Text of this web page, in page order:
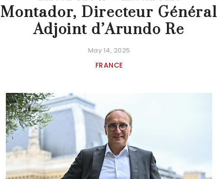
Montador, Directeur Général
Adjoint d’Arundo Re
May 14, 2025
FRANCE